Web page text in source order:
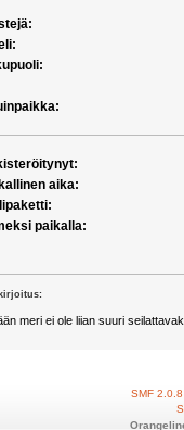
aika:
paikalla:
meri ei ole liian suuri
SMF 2.0.8